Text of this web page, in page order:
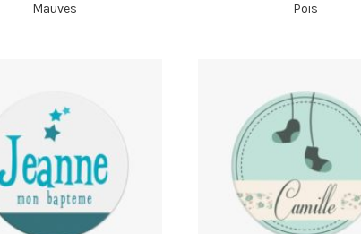
Mauves
Pois